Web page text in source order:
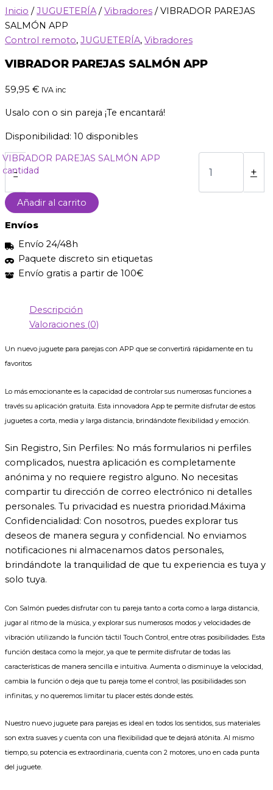
Inicio /JUGUETERÍA/Vibradores / VIBRADOR PAREJAS
SALMÓN APP
Control remoto, JUGUETERÍA, Vibradores
VIBRADOR PAREJAS SALMÓN APP
59,95 € IVA inc
Usalo con o sin pareja ¡Te encantará!
Disponibilidad: 10 disponibles
-
VIBRADOR PAREJAS SALMÓN APP
cantidad
+
Añadir al carrito
Envíos
Envío 24/48h
Paquete discreto sin etiquetas
Envío gratis a partir de 100€
Descripción
Valoraciones (0)
Un nuevo juguete para parejas con APP que se convertirá rápidamente en tu
favoritos
Lo más emocionante es la capacidad de controlar sus numerosas funciones a
través su aplicación gratuita. Esta innovadora App te permite disfrutar de estos
juguetes a corta, media y larga distancia, brindándote flexibilidad y emoción.
Sin Registro, Sin Perfiles: No más formularios ni perfiles
complicados, nuestra aplicación es completamente
anónima y no requiere registro alguno. No necesitas
compartir tu dirección de correo electrónico ni detalles
personales. Tu privacidad es nuestra prioridad.Máxima
Confidencialidad: Con nosotros, puedes explorar tus
deseos de manera segura y confidencial. No enviamos
notificaciones ni almacenamos datos personales,
brindándote la tranquilidad de que tu experiencia es tuya y
solo tuya.
Con Salmón puedes disfrutar con tu pareja tanto a corta como a larga distancia,
jugar al ritmo de la música, y explorar sus numerosos modos y velocidades de
vibración utilizando la función táctil Touch Control, entre otras posibilidades. Esta
función destaca como la mejor, ya que te permite disfrutar de todas las
características de manera sencilla e intuitiva. Aumenta o disminuye la velocidad,
cambia la función o deja que tu pareja tome el control; las posibilidades son
infinitas, y no queremos limitar tu placer estés donde estés.
Nuestro nuevo juguete para parejas es ideal en todos los sentidos, sus materiales
son extra suaves y cuenta con una flexibilidad que te dejará atónita. Al mismo
tiempo, su potencia es extraordinaria, cuenta con 2 motores, uno en cada punta
del juguete.